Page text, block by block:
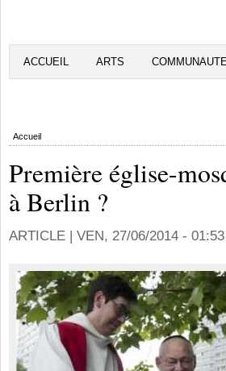
ACCUEIL ARTS
Accueil
Première église-
à Berlin ?
ARTICLE | VEN, 27/06/2014 - 01:53